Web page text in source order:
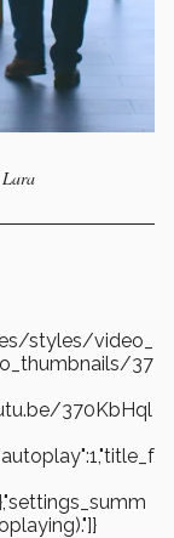
styles/video_
37
370KbHql